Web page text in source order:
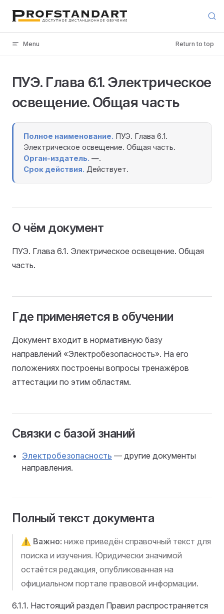
Skip to content
Menu Return to top
ПУЭ. Глава 6.1. Электрическое
освещение. Общая часть
Полное наименование. ПУЭ. Глава 6.1.
Электрическое освещение. Общая часть.
Орган-издатель. —.
Срок действия. Действует.
О чём документ
ПУЭ. Глава 6.1. Электрическое освещение. Общая
часть.
Где применяется в обучении
Документ входит в нормативную базу
направлений «Электробезопасность». На его
положениях построены вопросы тренажёров
аттестации по этим областям.
Связки с базой знаний
Электробезопасность — другие документы
направления.
Полный текст документа
⚠️ Важно: ниже приведён справочный текст для
поиска и изучения. Юридически значимой
остаётся редакция, опубликованная на
официальном портале правовой информации.
6.1.1. Настоящий раздел Правил распространяется